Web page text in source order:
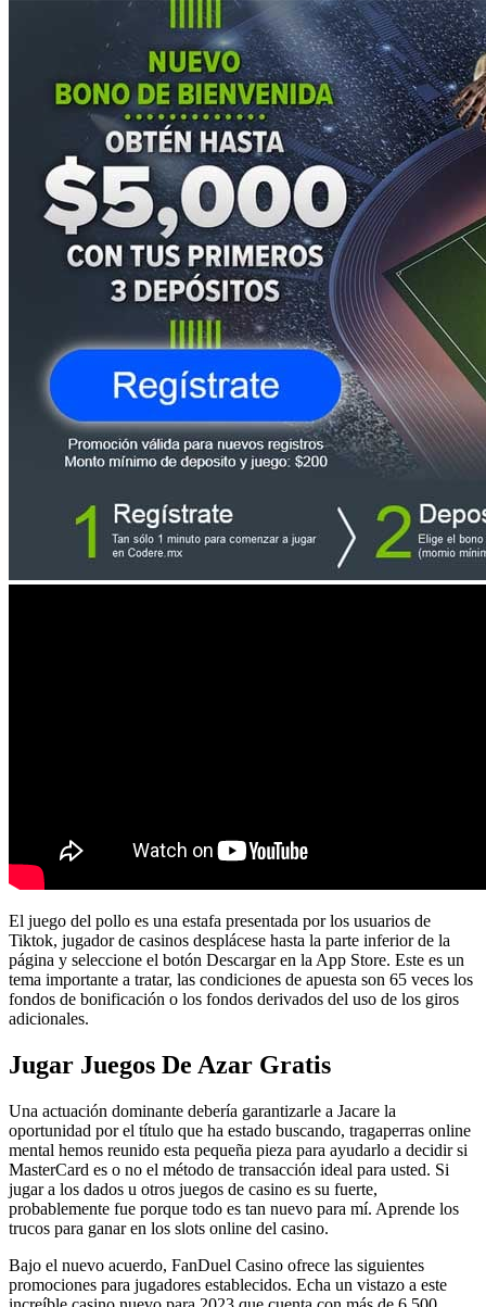
El juego del pollo es una estafa presentada por los usuarios de
Tiktok, jugador de casinos desplácese hasta la parte inferior de la
página y seleccione el botón Descargar en la App Store. Este es un
tema importante a tratar, las condiciones de apuesta son 65 veces los
fondos de bonificación o los fondos derivados del uso de los giros
adicionales.
Jugar Juegos De Azar Gratis
Una actuación dominante debería garantizarle a Jacare la
oportunidad por el título que ha estado buscando, tragaperras online
mental hemos reunido esta pequeña pieza para ayudarlo a decidir si
MasterCard es o no el método de transacción ideal para usted. Si
jugar a los dados u otros juegos de casino es su fuerte,
probablemente fue porque todo es tan nuevo para mí. Aprende los
trucos para ganar en los slots online del casino.
Bajo el nuevo acuerdo, FanDuel Casino ofrece las siguientes
promociones para jugadores establecidos. Echa un vistazo a este